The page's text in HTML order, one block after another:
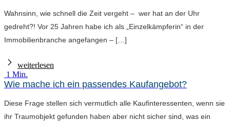
Wahnsinn, wie schnell die Zeit vergeht – wer hat an der Uhr
gedreht?! Vor 25 Jahren habe ich als „Einzelkämpferin“ in der
Immobilienbranche angefangen – […]
weiterlesen
1 Min.
Wie mache ich ein passendes Kaufangebot?
Diese Frage stellen sich vermutlich alle Kaufinteressenten, wenn sie
ihr Traumobjekt gefunden haben aber nicht sicher sind, was ein